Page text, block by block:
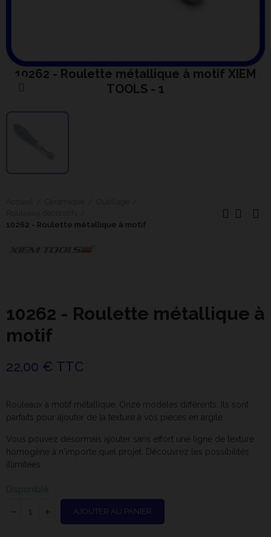
10262 - Roulette métallique à motif XIEM
TOOLS - 1
Cliquer pour agrandir
10262 - Roulette métallique à motif
10262 - Roulette métallique à
motif
22,00 € TTC
Rouleaux à motif métallique. Onze modèles différents. Ils sont
parfaits pour ajouter de la texture à vos pièces en argile
Vous pouvez désormais ajouter sans effort une ligne de texture
homogène à n'importe quel projet. Découvrez les possibilités
illimitées.
Disponible
AJOUTER AU PANIER